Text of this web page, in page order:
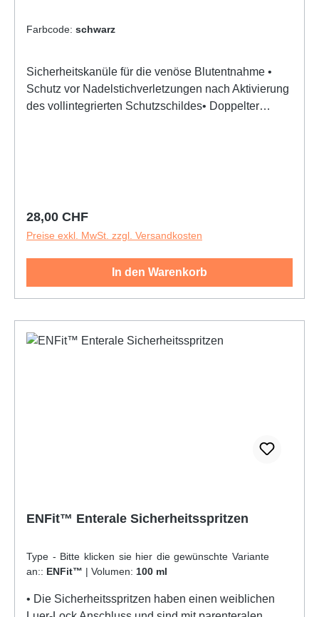
Farbcode: schwarz
Sicherheitskanüle für die venöse Blutentnahme •
Schutz vor Nadelstichverletzungen nach Aktivierung
des vollintegrierten Schutzschildes• Doppelter
sobald das lilafarbene Schutzschild aktiviert ist• Das
Schutzschild ist direkt auf der Kanüle angebracht
und entsprechend dem Kanülenschliff orientiert
Regulärer Preis:
28,00 CHF
Preise exkl. MwSt. zzgl. Versandkosten
In den Warenkorb
ENFit™ Enterale Sicherheitsspritzen
Type - Bitte klicken sie hier die gewünschte Variante
an:: ENFit™ | Volumen: 100 ml
• Die Sicherheitsspritzen haben einen weiblichen